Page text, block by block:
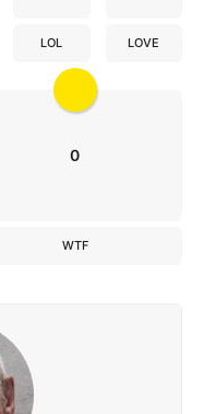
LOL LOVE
0
WTF